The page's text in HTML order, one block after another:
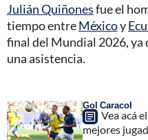
Julián Quiñonesfue el
tiempo entreMéxicoy
final del Mundial 2026,
una asistencia.
Gol Caracol
Vea acá
mejores